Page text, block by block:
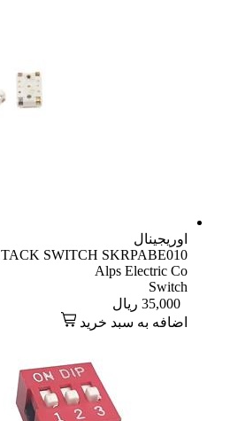
اوریجینال
TACK SWITCH SKRPABE010
Alps Electric Co
Switch
35,000 ریال
اضافه به سبد خرید